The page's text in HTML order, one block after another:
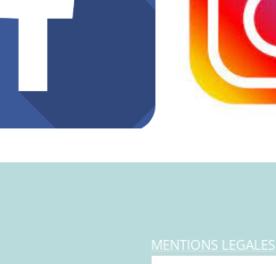
MENTIONS LEGALES